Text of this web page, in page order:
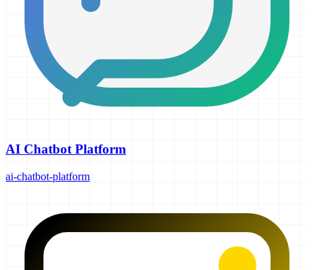
AI Chatbot Platform
ai-chatbot-platform